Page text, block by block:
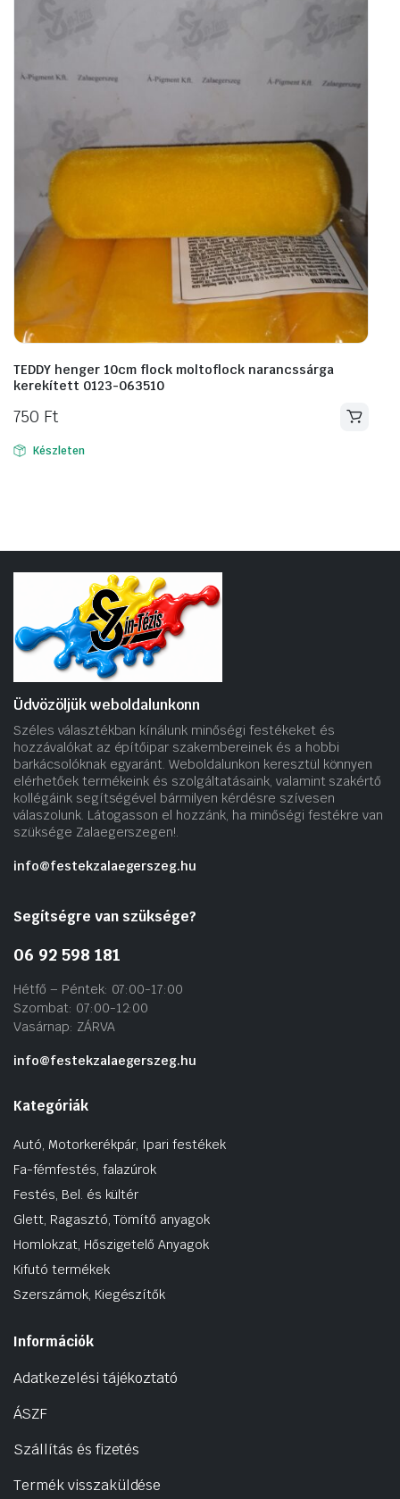
TEDDY henger 10cm flock moltoflock narancssárga
kerekített 0123-063510
750 Ft
Készleten
Üdvözöljük weboldalunkonn
Széles választékban kínálunk minőségi festékeket és
hozzávalókat az építőipar szakembereinek és a hobbi
barkácsolóknak egyaránt. Weboldalunkon keresztül könnyen
elérhetőek termékeink és szolgáltatásaink, valamint szakértő
kollégáink segítségével bármilyen kérdésre szívesen
válaszolunk. Látogasson el hozzánk, ha minőségi festékre van
szüksége Zalaegerszegen!.
info@festekzalaegerszeg.hu
Segítségre van szüksége?
06 92 598 181
Hétfő – Péntek: 07:00-17:00
Szombat: 07:00-12:00
Vasárnap: ZÁRVA
info@festekzalaegerszeg.hu
Kategóriák
Autó, Motorkerékpár, Ipari festékek
Fa-fémfestés, falazúrok
Festés, Bel. és kültér
Glett, Ragasztó, Tömítő anyagok
Homlokzat, Hőszigetelő Anyagok
Kifutó termékek
Szerszámok, Kiegészítők
Információk
Adatkezelési tájékoztató
ÁSZF
Szállítás és fizetés
Termék visszaküldése